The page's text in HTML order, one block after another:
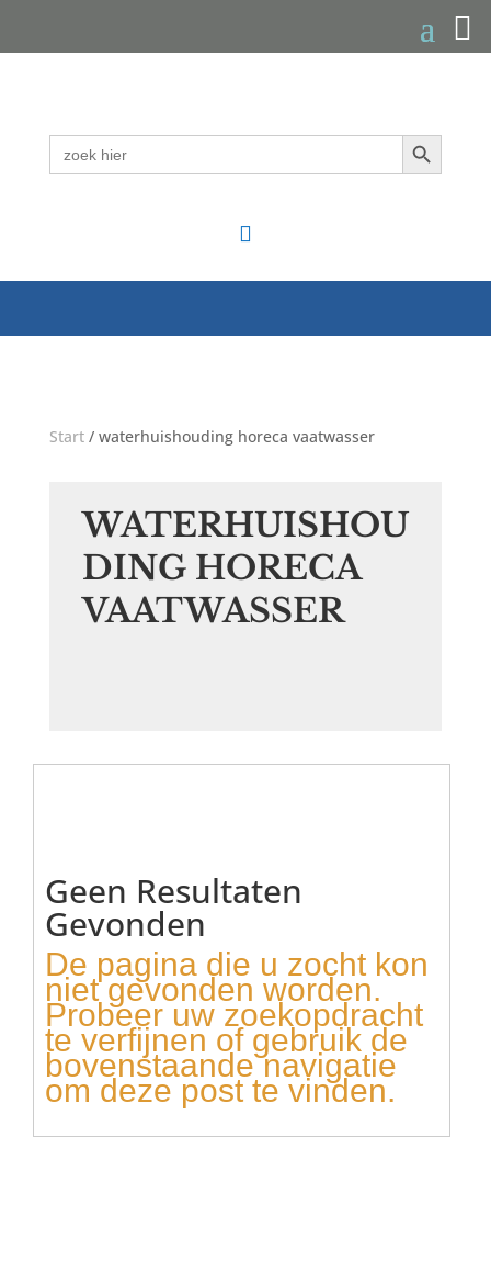
Zoek
naar:
Zoekknop

Start/ waterhuishouding horeca vaatwasser
WATERHUISHOU
DING HORECA
VAATWASSER
Geen Resultaten
Gevonden
De pagina die u zocht kon
niet gevonden worden.
Probeer uw zoekopdracht
te verfijnen of gebruik de
bovenstaande navigatie
om deze post te vinden.